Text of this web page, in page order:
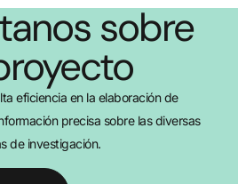
sobre
eficiencia en la elaboración de
precisa sobre las diversas
de investigación.